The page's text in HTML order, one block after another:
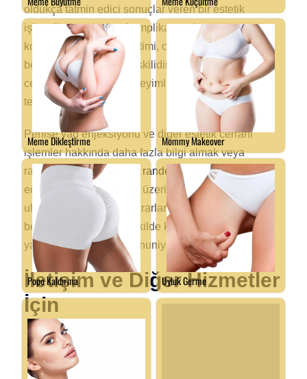
oldukça tatmin edici sonuçlar veren bir estetik
işlemdir. Ancak olası komplikasyonlar ve bu
komplikasyonların yönetimi, cerrahın deneyimi ve
becerisi ile doğrudan ilişkilidir. Bu nedenle, bu tür
cerrahi işlemler için deneyimli ve uzman bir cerrah
tercih etmek önemlidir.
Penise yağ enjeksiyonu ve diğer estetik cerrahi
işlemler hakkında daha fazla bilgi almak veya
randevu oluşturmak için randevu sayfamızıziyaret
edebilir veya
WhatsApp
üzerinden bize
ulaşabilirsiniz. Doğru kararlar almak ve
beklentilerinizi en iyi şekilde karşılamak için size
yardımcı olmaktan memnuniyet duyarız.
İletişim ve Diğer Hizmetler
İçin
İletişim Sayfası
Fiyat Sor